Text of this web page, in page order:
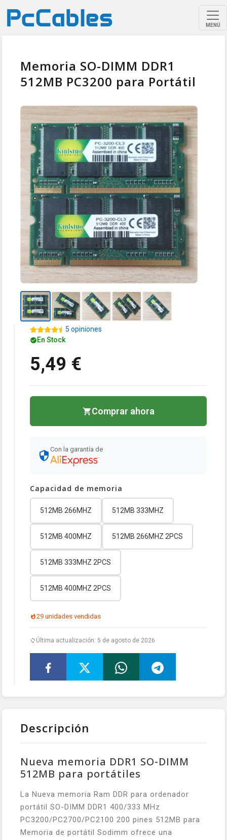
MENÚ
Memoria SO-DIMM DDR1
512MB PC3200 para Portátil
5 opiniones
En Stock
5,49 €
Comprar ahora
Con la garantía de
Capacidad de memoria
512MB 266MHZ 512MB 333MHZ
512MB 400MHZ 512MB 266MHZ 2PCS
512MB 333MHZ 2PCS
512MB 400MHZ 2PCS
29 unidades vendidas
Última actualización: 5 de agosto de 2026
Descripción
Nueva memoria DDR1 SO-DIMM
512MB para portátiles
La Nueva memoria Ram DDR para ordenador
portátil SO-DIMM DDR1 400/333 MHz
PC3200/PC2700/PC2100 200 pines 512MB para
Memoria de portátil Sodimm ofrece una